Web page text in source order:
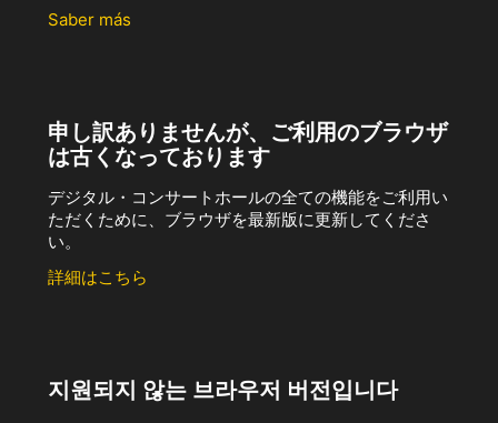
Saber más
申し訳ありませんが、ご利用のブラウザ
は古くなっております
デジタル・コンサートホールの全ての機能をご利用い
ただくために、ブラウザを最新版に更新してくださ
い。
詳細はこちら
지원되지 않는 브라우저 버전입니다